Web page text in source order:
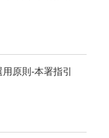
原則-本署指引